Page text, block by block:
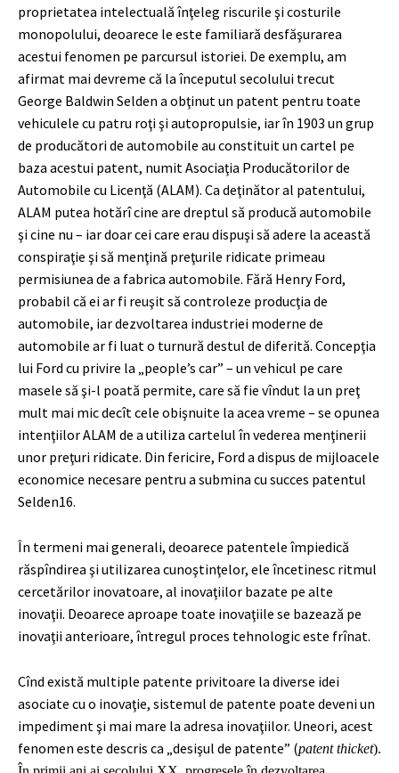
proprietatea intelectuală înţeleg riscurile şi costurile
monopolului, deoarece le este familiară desfăşurarea
acestui fenomen pe parcursul istoriei. De exemplu, am
afirmat mai devreme că la începutul secolului trecut
George Baldwin Selden a obţinut un patent pentru toate
vehiculele cu patru roţi şi autopropulsie, iar în 1903 un grup
de producători de automobile au constituit un cartel pe
baza acestui patent, numit Asociaţia Producătorilor de
Automobile cu Licenţă (ALAM). Ca deţinător al patentului,
ALAM putea hotărî cine are dreptul să producă automobile
şi cine nu – iar doar cei care erau dispuşi să adere la această
conspiraţie şi să menţină preţurile ridicate primeau
permisiunea de a fabrica automobile. Fără Henry Ford,
probabil că ei ar fi reuşit să controleze producţia de
automobile, iar dezvoltarea industriei moderne de
automobile ar fi luat o turnură destul de diferită. Concepţia
lui Ford cu privire la „people’s car” – un vehicul pe care
masele să şi-l poată permite, care să fie vîndut la un preţ
mult mai mic decît cele obişnuite la acea vreme – se opunea
intenţiilor ALAM de a utiliza cartelul în vederea menţinerii
unor preţuri ridicate. Din fericire, Ford a dispus de mijloacele
economice necesare pentru a submina cu succes patentul
Selden16.
În termeni mai generali, deoarece patentele împiedică
răspîndirea şi utilizarea cunoştinţelor, ele încetinesc ritmul
cercetărilor inovatoare, al inovaţiilor bazate pe alte
inovaţii. Deoarece aproape toate inovaţiile se bazează pe
inovaţii anterioare, întregul proces tehnologic este frînat.
Cînd există multiple patente privitoare la diverse idei
asociate cu o inovaţie, sistemul de patente poate deveni un
impediment şi mai mare la adresa inovaţiilor. Uneori, acest
fenomen este descris ca „desişul de patente” (patent thicket).